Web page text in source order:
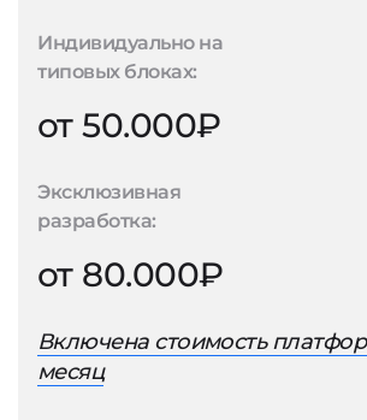
Индивидуально на
типовых блоках:
от 50.000₽
Эксклюзивная
разработка:
от 80.000₽
Включена стоимость
месяц